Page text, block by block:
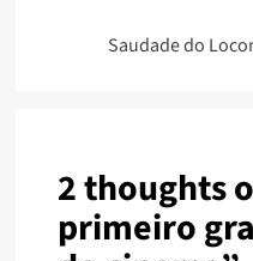
Saudade do
2 thoughts
primeiro